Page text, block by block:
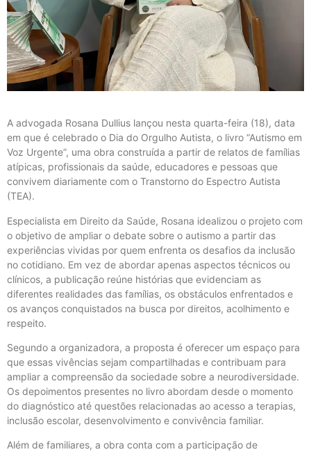
A advogada Rosana Dullius lançou nesta quarta-feira (18), data
em que é celebrado o Dia do Orgulho Autista, o livro “Autismo em
Voz Urgente”, uma obra construída a partir de relatos de famílias
atípicas, profissionais da saúde, educadores e pessoas que
convivem diariamente com o Transtorno do Espectro Autista
(TEA).
Especialista em Direito da Saúde, Rosana idealizou o projeto com
o objetivo de ampliar o debate sobre o autismo a partir das
experiências vividas por quem enfrenta os desafios da inclusão
no cotidiano. Em vez de abordar apenas aspectos técnicos ou
clínicos, a publicação reúne histórias que evidenciam as
diferentes realidades das famílias, os obstáculos enfrentados e
os avanços conquistados na busca por direitos, acolhimento e
respeito.
Segundo a organizadora, a proposta é oferecer um espaço para
que essas vivências sejam compartilhadas e contribuam para
ampliar a compreensão da sociedade sobre a neurodiversidade.
Os depoimentos presentes no livro abordam desde o momento
do diagnóstico até questões relacionadas ao acesso a terapias,
inclusão escolar, desenvolvimento e convivência familiar.
Além de familiares, a obra conta com a participação de